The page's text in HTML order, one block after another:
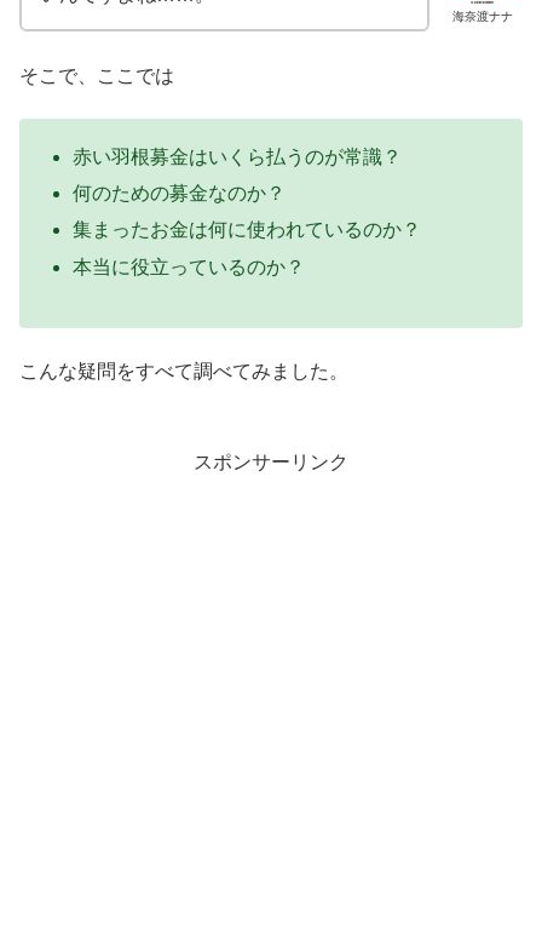
海奈渡ナナ
そこで、ここでは
赤い羽根募金はいくら払うのが常識？
何のための募金なのか？
集まったお金は何に使われているのか？
本当に役立っているのか？
こんな疑問をすべて調べてみました。
スポンサーリンク